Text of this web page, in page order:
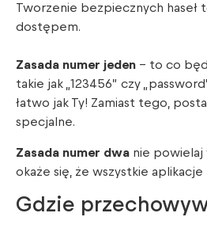
Tworzenie bezpiecznych
dostępem.
Zasada numer jeden – to co
takie jak „123456” czy
łatwo jak Ty! Zamiast tego,
specjalne.
Zasada numer dwa nie powielaj
okaże się, że wszystkie aplikacje
Gdzie